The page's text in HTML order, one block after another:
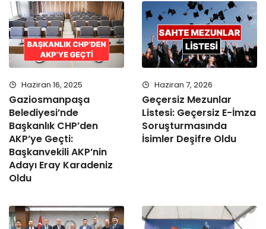
Haziran 16, 2025
Gaziosmanpaşa
Belediyesi’nde
Başkanlık CHP’den
AKP’ye Geçti:
Başkanvekili AKP’nin
Adayı Eray Karadeniz
Oldu
Haziran 7, 2026
Geçersiz Mezunlar
Listesi: Geçersiz E-İmza
Soruşturmasında
İsimler Deşifre Oldu